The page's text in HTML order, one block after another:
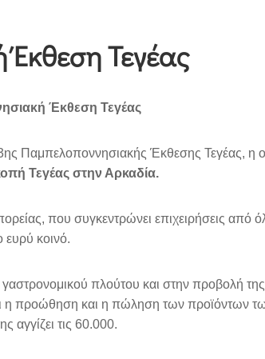
Τεγέας
Έκθεση Τεγέας
Παμπελοποννησιακής Έκθεσης Τεγέας, η
Τεγέας στην Αρκαδία.
που συγκεντρώνει επιχειρήσεις από
ευρύ κοινό.
πλούτου και στην προβολή
η προώθηση και η πώληση των προϊόντων
αγγίζει τις 60.000.